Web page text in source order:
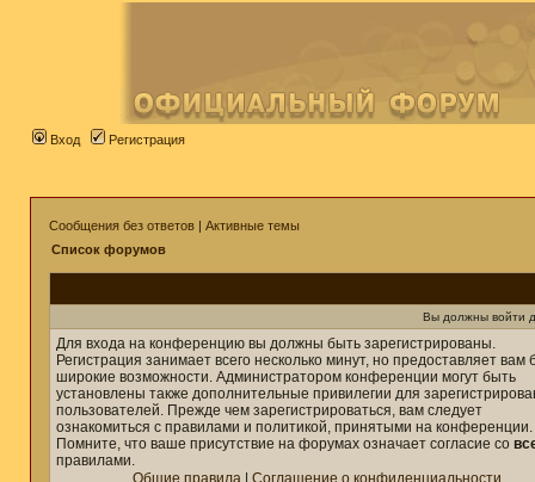
Вход Регистрация
Сообщения без ответов | Активные темы
Список форумов
Вы должны войти
Для входа на конференцию вы должны быть зарегистрированы.
Регистрация занимает всего несколько минут, но предоставляет вам
широкие возможности. Администратором конференции могут быть
установлены также дополнительные привилегии для
пользователей. Прежде чем зарегистрироваться, вам следует
ознакомиться с правилами и политикой, принятыми на конференции.
Помните, что ваше присутствие на форумах означает согласие со
правилами.
Общие правила
Соглашение о конфиденциальности